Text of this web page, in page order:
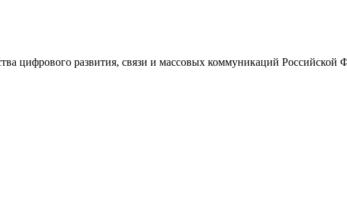
цифрового развития, связи и массовых коммуникаций Российской